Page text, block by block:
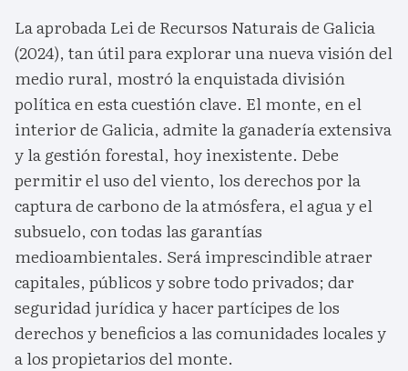
La aprobada Lei de Recursos Naturais de Galicia
(2024), tan útil para explorar una nueva visión del
medio rural, mostró la enquistada división
política en esta cuestión clave. El monte, en el
interior de Galicia, admite la ganadería extensiva
y la gestión forestal, hoy inexistente. Debe
permitir el uso del viento, los derechos por la
captura de carbono de la atmósfera, el agua y el
subsuelo, con todas las garantías
medioambientales. Será imprescindible atraer
capitales, públicos y sobre todo privados; dar
seguridad jurídica y hacer partícipes de los
derechos y beneficios a las comunidades locales y
a los propietarios del monte.